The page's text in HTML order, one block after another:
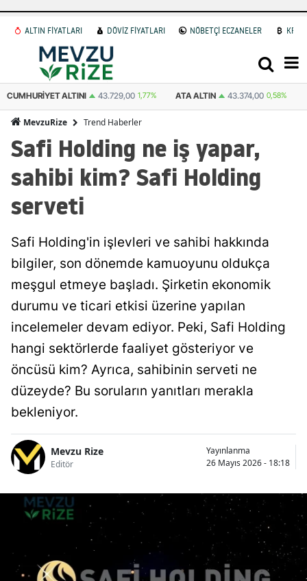
ALTIN FİYATLARI DÖVİZ FİYATLARI NÖBETÇİ ECZANELER
ATA ALTIN 43.374,00 0,58% DOLAR 47,6006 0.06% EURO 55,0471
MevzuRize Trend Haberler
Safi Holding ne iş yapar,
sahibi kim? Safi Holding
serveti
Safi Holding'in işlevleri ve sahibi hakkında
bilgiler, son dönemde kamuoyunu oldukça
meşgul etmeye başladı. Şirketin ekonomik
durumu ve ticari etkisi üzerine yapılan
incelemeler devam ediyor. Peki, Safi Holding
hangi sektörlerde faaliyet gösteriyor ve
öncüsü kim? Ayrıca, sahibinin serveti ne
düzeyde? Bu soruların yanıtları merakla
bekleniyor.
Mevzu Rize
Editör
Yayınlanma
26 Mayıs 2026 - 18:18